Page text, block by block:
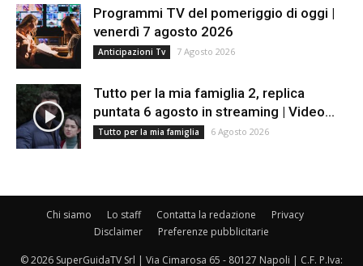
Programmi TV del pomeriggio di oggi |
venerdì 7 agosto 2026
Anticipazioni Tv 7 Agosto 2026
Tutto per la mia famiglia 2, replica
puntata 6 agosto in streaming | Video...
Tutto per la mia famiglia 6 Agosto 2026
Chi siamo Lo staff Contatta la redazione
Privacy
Disclaimer
Preferenze pubblicitarie
© 2026 SuperGuidaTV Srl | Via Cimarosa 65 - 80127 Napoli | C.F. P.Iva: